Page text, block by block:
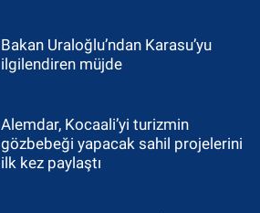
Bakan Uraloğlu’ndan Karasu’yu
ilgilendiren müjde
Alemdar, Kocaali’yi turizmin
gözbebeği yapacak sahil projelerini
ilk kez paylaştı